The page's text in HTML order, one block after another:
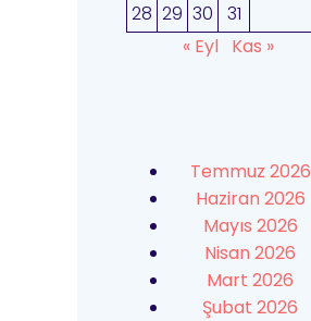
28 29 30
31
« Eyl Kas »
Temmuz 2026
Haziran 2026
Mayıs 2026
Nisan 2026
Mart 2026
Şubat 2026